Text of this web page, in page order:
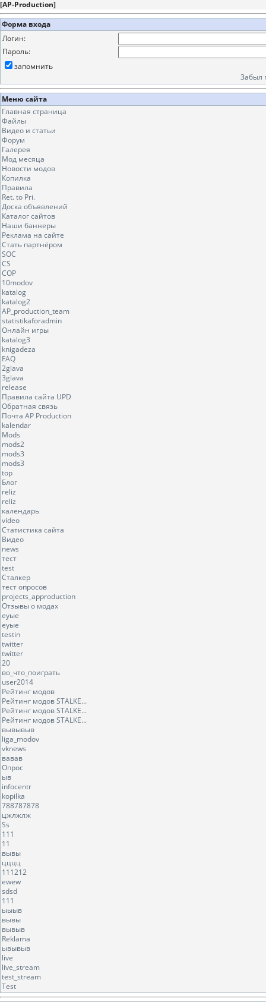
[AP-Production]
Форма входа
Логин:
Пароль:
запомнить
Забыл
Меню сайта
Главная страница
Файлы
Видео и статьи
Форум
Галерея
Мод месяца
Новости модов
Копилка
Правила
Ret. to Pri.
Доска объявлений
Каталог сайтов
Наши баннеры
Реклама на сайте
Стать партнёром
SOC
CS
COP
10modov
katalog
katalog2
AP_production_team
statistikaforadmin
Онлайн игры
katalog3
knigadeza
FAQ
2glava
3glava
release
Правила сайта UPD
Обратная связь
Почта AP Production
kalendar
Mods
mods2
mods3
mods3
top
Блог
reliz
reliz
календарь
video
Статистика сайта
Видео
news
тест
test
Сталкер
тест опросов
projects_approduction
Отзывы о модах
еуые
еуые
testin
twitter
twitter
20
во_что_поиграть
user2014
Рейтинг модов
Рейтинг модов STALKE...
Рейтинг модов STALKE...
Рейтинг модов STALKE...
вывывыв
liga_modov
vknews
вавав
Опрос
ыв
infocentr
kopilka
788787878
цжлжлж
Ss
111
11
вывы
цццц
111212
ewew
sdsd
111
ыыыв
вывы
вывыв
Reklama
ывывыв
live
live_stream
test_stream
Test